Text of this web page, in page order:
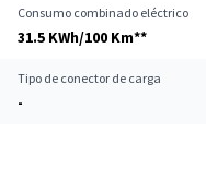
Consumo combinado eléctrico
31.5 KWh/100 Km**
Tipo de conector de carga
-